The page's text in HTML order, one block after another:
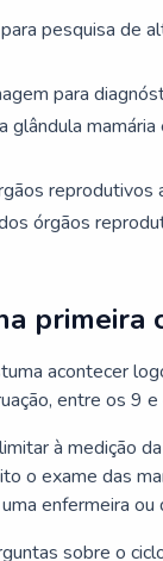
pesquisa de
para
glândula
reprodutivos
órgãos
primeira
acontecer
entre os 9
à medição
o exame das
enfermeira ou
sobre o